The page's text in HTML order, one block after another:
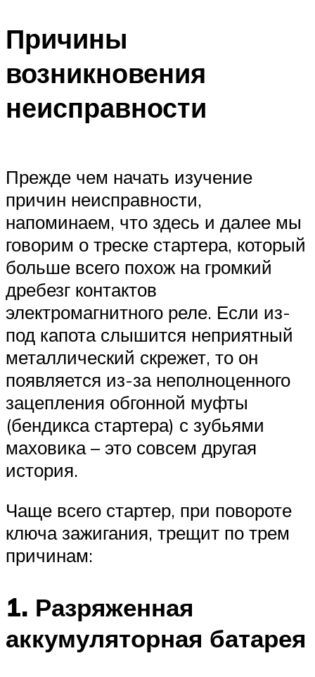
Причины
возникновения
неисправности
Прежде чем начать изучение
причин неисправности,
напоминаем, что здесь и далее мы
говорим о треске стартера, который
больше всего похож на громкий
дребезг контактов
электромагнитного реле. Если из-
под капота слышится неприятный
металлический скрежет, то он
появляется из-за неполноценного
зацепления обгонной муфты
(бендикса стартера) с зубьями
маховика – это совсем другая
история.
Чаще всего стартер, при повороте
ключа зажигания, трещит по трем
причинам:
1. Разряженная
аккумуляторная батарея